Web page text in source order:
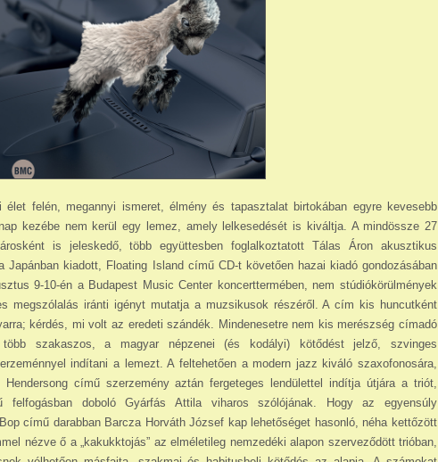
felén, megannyi ismeret, élmény és tapasztalat birtokában egyre kevesebb
kezébe nem kerül egy lemez, amely lelkesedését is kiváltja. A mindössze 27
is jeleskedő, több együttesben foglalkoztatott Tálas Áron akusztikus
Japánban kiadott, Floating Island című CD-t követően hazai kiadó gondozásában
9-10-én a Budapest Music Center koncerttermében, nem stúdiókörülmények
megszólalás iránti igényt mutatja a muzsikusok részéről. A cím kis huncutként
kérdés, mi volt az eredeti szándék. Mindenesetre nem kis merészség címadó
több szakaszos, a magyar népzenei (és kodályi) kötődést jelző, szvinges
indítani a lemezt. A feltehetően a modern jazz kiváló szaxofonosára,
című szerzemény aztán fergeteges lendülettel indítja útjára a triót,
felfogásban doboló Gyárfás Attila viharos szólójának. Hogy az egyensúly
című darabban Barcza Horváth József kap lehetőséget hasonló, néha kettőzött
nézve ő a „kakukktojás” az elméletileg nemzedéki alapon szerveződött trióban,